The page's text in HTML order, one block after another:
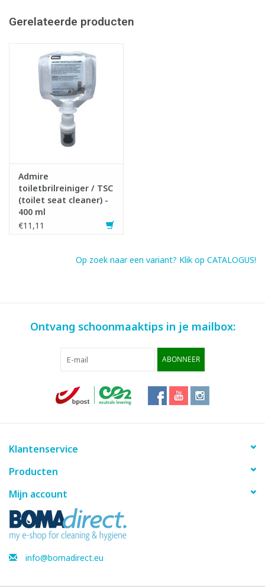
- Openen en afsluiten met Admire-sleutel
1x774833 Admire toiletbrilreiniger / TSC (toilet seat cleaner) -
1x774903 Admire toiletbrilreinigingsdispenser - 400 ml - WIT
Gerelateerde producten
Admire
toiletbrilreiniger / TSC
(toilet seat cleaner) -
400 ml
€11,11
Op zoek naar een variant? Klik op CATALOGUS!
Ontvang schoonmaaktips in je mailbox:
ABONNEER
Klantenservice
Producten
Mijn account
info@bomadirect.eu